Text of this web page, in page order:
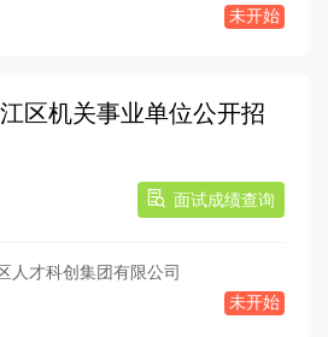
未开始
区机关事业单位公开招
面试成绩查询
人才科创集团有限公司
未开始